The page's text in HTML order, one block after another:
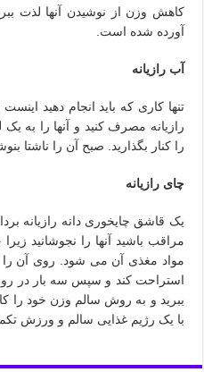
کاهش وزن از نوشیدن آنها لذت
آورده شده است.
آب رازیانه
تنها کاری که باید انجام دهید
رازیانه مصرف کنید و آنها را به
را کنار بگذارید. صبح آن را ناشتا
چای رازیانه
یک قاشق چایخوری دانه رازیانه
مراقب باشید آنها را نجوشانید
استراحت کند و سپس سه بار در روز
ببرید و به روش سالم وزن خود را
با یک رژیم غذایی سالم و ورزش